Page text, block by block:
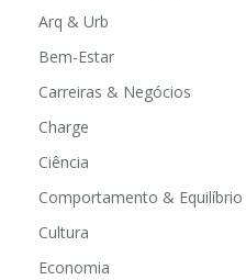
Arq & Urb
Bem-Estar
Carreiras & Negócios
Charge
Ciência
Comportamento & Equilíbrio
Cultura
Economia